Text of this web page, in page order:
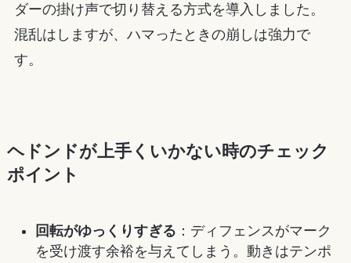
ダーの掛け声で切り替える方式を導入しました。
混乱はしますが、ハマったときの崩しは強力で
す。
ヘドンドが上手くいかない時のチェック
ポイント
回転がゆっくりすぎる ：ディフェンスがマーク
を受け渡す余裕を与えてしまう。動きはテンポ